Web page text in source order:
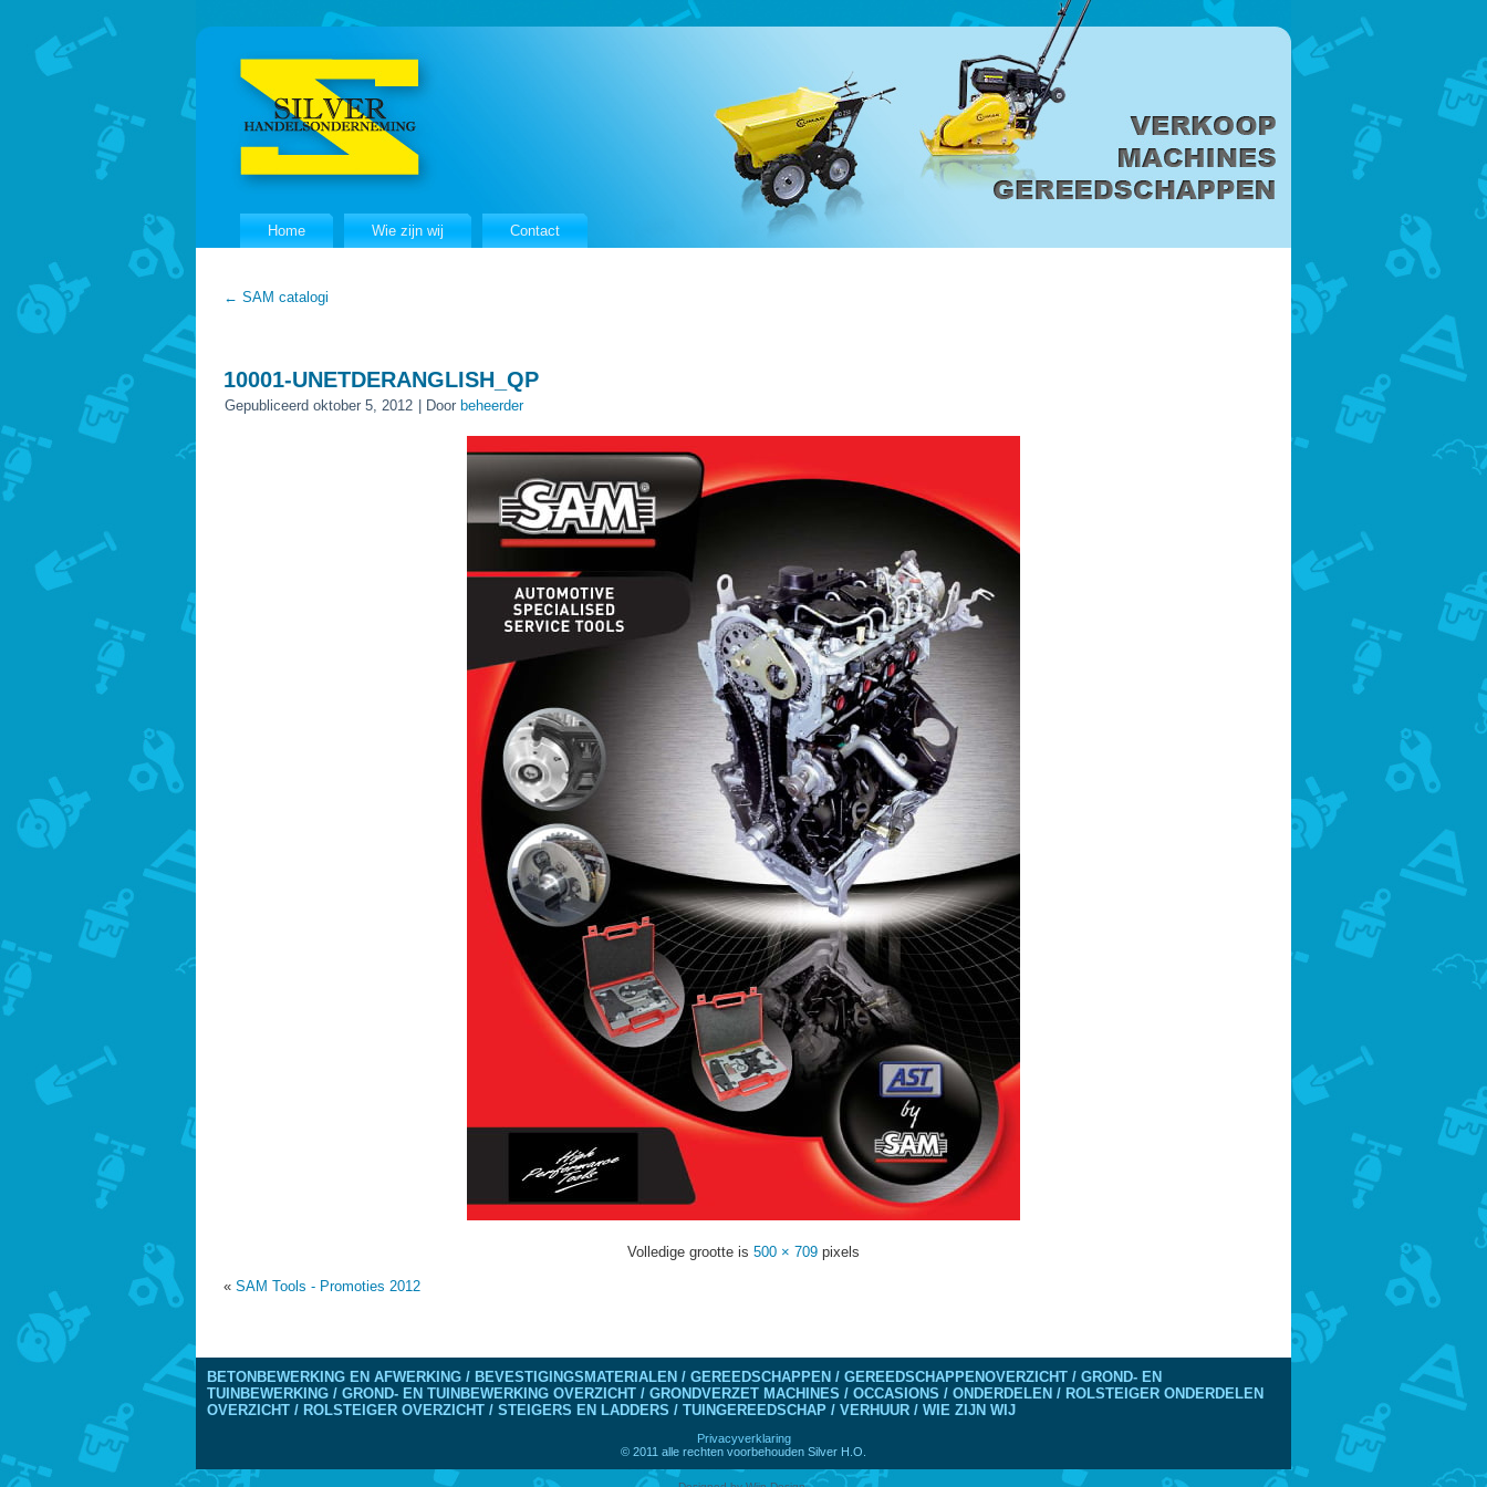
Home Wie zijn wij Contact
← SAM catalogi
10001-UNETDERANGLISH_QP
Gepubliceerd oktober 5, 2012 Door beheerder
Volledige grootte is 500 × 709 pixels
« SAM Tools - Promoties 2012
BETONBEWERKING EN AFWERKING / BEVESTIGINGSMATERIALEN / GEREEDSCHAPPEN / GEREEDSCHAPPENOVERZICHT / GROND- EN
TUINBEWERKING / GROND- EN TUINBEWERKING OVERZICHT / GRONDVERZET MACHINES / OCCASIONS / ONDERDELEN / ROLSTEIGER ONDERDELEN
OVERZICHT / ROLSTEIGER OVERZICHT / STEIGERS EN LADDERS / TUINGEREEDSCHAP / VERHUUR / WIE ZIJN WIJ
Privacyverklaring
© 2011 alle rechten voorbehouden Silver H.O.